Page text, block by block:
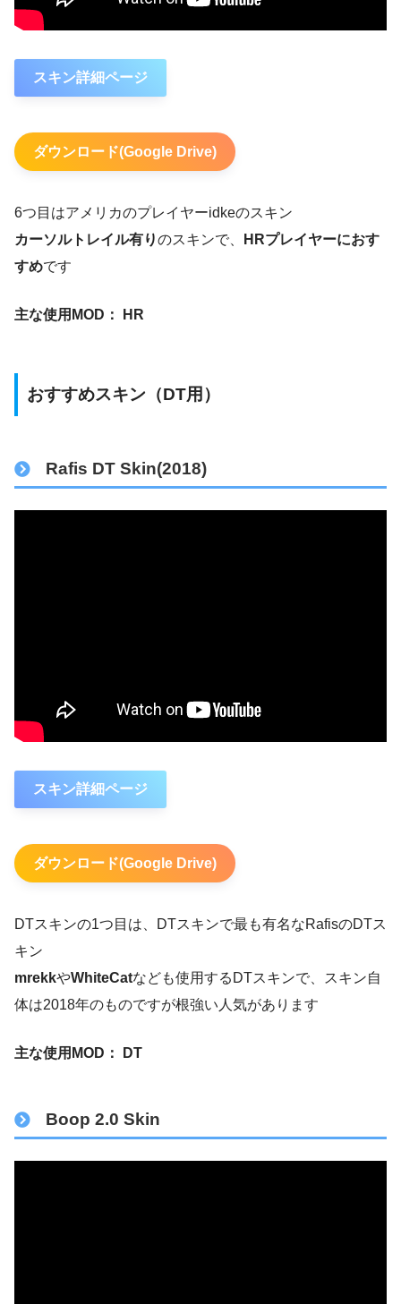
スキン詳細ページ
ダウンロード(Google Drive)
6つ目はアメリカのプレイヤーidkeのスキン
カーソルトレイル有りのスキンで、
HRプレイヤーにおす
すめです
主な使用MOD： HR
おすすめスキン（DT用）
Rafis DT Skin(2018)
スキン詳細ページ
ダウンロード(Google Drive)
DTスキンの1つ目は、DTスキンで最も有名なRafisのDTス
キン
mrekkやWhiteCatなども使用するDTスキンで、スキン自
体は2018年のものですが根強い人気があります
主な使用MOD： DT
Boop 2.0 Skin